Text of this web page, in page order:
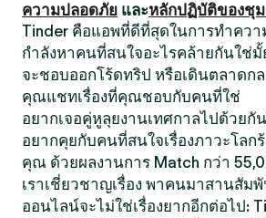
ความปลอดภัย และหลักปฏิบัติของชุ
Tinder คือแอพที่ดีที่สุดในการทำควา
กำลังหาคนที่สนใจอะไรคล้ายกันใช่
จะชอบออกโร้ดทริป หรือเดินตลาดก
คุณแชทเรื่องที่คุณชอบกับคนที่ใช่
อยากเจอคู่หูลุยงานเทศกาลไปด้วยกั
อยากคุยกับคนที่สนใจเรื่องภาวะโลก
คุณ ด้วยผลงานการ Match กว่า
เราเชี่ยวชาญเรื่อง พาคนมาสานสัม
ออนไลน์จะไม่ใช่เรื่องยากอีกต่อไป: